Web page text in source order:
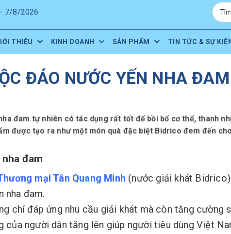
THIỆU KINH DOANH SẢN PHẨM TIN TỨC & SỰ KIỆN
7/8/2026
ĐÁO NƯỚC YẾN NHA
đam tự nhiên có tác dụng rất tốt để bồi bổ cơ thể, thanh
được tạo ra như một món quà đặc biệt Bidrico đem đến
đam
mại Tân Quang Minh (nước giải khát
nha đam.
chỉ đáp ứng nhu cầu giải khát mà còn tăng cường
của người dân tăng lên giúp người tiêu dùng Việt